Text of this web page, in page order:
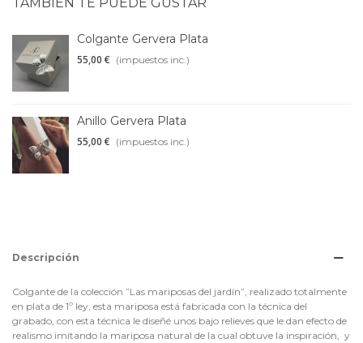
Colgante Gervera Plata
55,00 € (impuestos inc.)
Anillo Gervera Plata
55,00 € (impuestos inc.)
Descripción
Colgante de la colección ”Las mariposas del jardín”, realizado totalmente
en plata de 1º ley, esta mariposa está fabricada con la técnica del
grabado, con esta técnica le diseñé unos bajo relieves que le dan efecto de
realismo imitando la mariposa natural de la cual obtuve la inspiración, y